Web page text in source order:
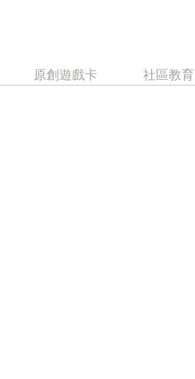
原創遊戲卡 社區教育